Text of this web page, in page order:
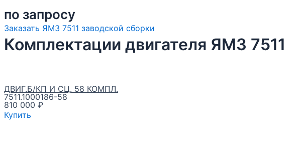
по запросу
Заказать ЯМЗ 7511 заводской сборки
Комплектации двигателя ЯМЗ 7511
ДВИГ.Б/КП И СЦ. 58 КОМПЛ.
7511.1000186-58
810 000 ₽
Купить